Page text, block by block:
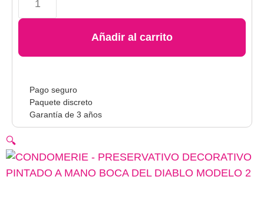
🔍
Añadir al carrito
Pago seguro
Paquete discreto
Garantía de 3 años